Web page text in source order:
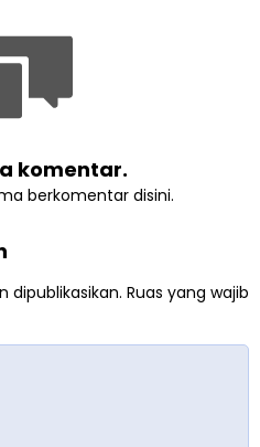
komentar.
berkomentar disini.
dipublikasikan. Ruas yang wajib